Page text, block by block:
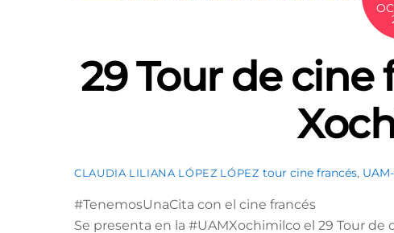
29 Tour de cine
CLAUDIA LILIANA LÓPEZ LÓPEZ tour cine francés,
#TenemosUnaCita con el cine francés
Se presenta en la #UAMXochimilco el 29 Tour de